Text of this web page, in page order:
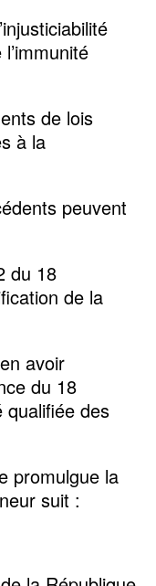
de lois
à la
peuvent
du 18
de la
avoir
du 18
qualifiée des
promulgue la
suit :